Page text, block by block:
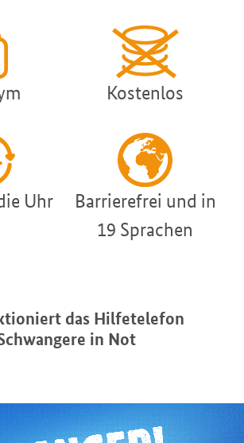
Kostenlos
Uhr
Barrierefrei und in
19 Sprachen
das Hilfetelefon
in Not